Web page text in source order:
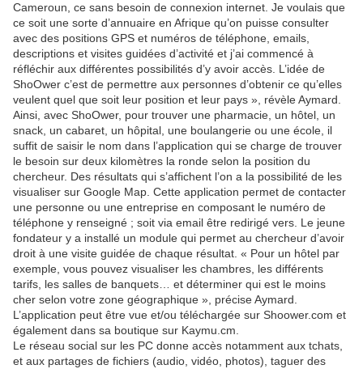
Cameroun, ce sans besoin de connexion internet. Je voulais que
ce soit une sorte d’annuaire en Afrique qu’on puisse consulter
avec des positions GPS et numéros de téléphone, emails,
descriptions et visites guidées d’activité et j’ai commencé à
réfléchir aux différentes possibilités d’y avoir accès. L’idée de
ShoOwer c’est de permettre aux personnes d’obtenir ce qu’elles
veulent quel que soit leur position et leur pays », révèle Aymard.
Ainsi, avec ShoOwer, pour trouver une pharmacie, un hôtel, un
snack, un cabaret, un hôpital, une boulangerie ou une école, il
suffit de saisir le nom dans l’application qui se charge de trouver
le besoin sur deux kilomètres la ronde selon la position du
chercheur. Des résultats qui s’affichent l’on a la possibilité de les
visualiser sur Google Map. Cette application permet de contacter
une personne ou une entreprise en composant le numéro de
téléphone y renseigné ; soit via email être redirigé vers. Le jeune
fondateur y a installé un module qui permet au chercheur d’avoir
droit à une visite guidée de chaque résultat. « Pour un hôtel par
exemple, vous pouvez visualiser les chambres, les différents
tarifs, les salles de banquets… et déterminer qui est le moins
cher selon votre zone géographique », précise Aymard.
L’application peut être vue et/ou téléchargée sur Shoower.com et
également dans sa boutique sur Kaymu.cm.
Le réseau social sur les PC donne accès notamment aux tchats,
et aux partages de fichiers (audio, vidéo, photos), taguer des